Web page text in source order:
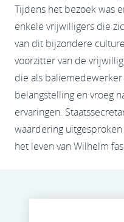
Tijdens het bezoek was
enkele vrijwilligers die
van dit bijzondere
voorzitter van de
die als
belangstelling en vroeg
ervaringen.
waardering
het leven van Wilhelm